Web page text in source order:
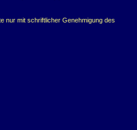
nur mit schriftlicher Genehmigung des